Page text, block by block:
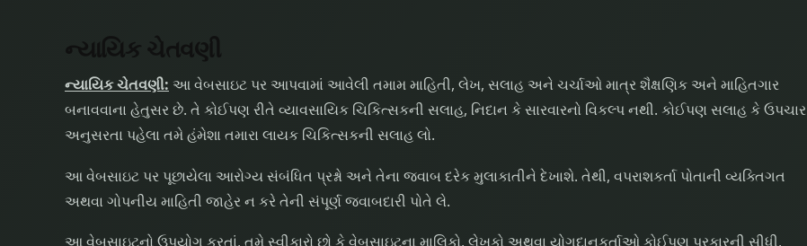
ન્યાયિક ચેતવણી
ન્યાયિક ચેતવણી: આ વેબસાઇટ પર આપવામાં આવેલી તમામ માહિતી, લેખ, સલાહ અને ચર્ચાઓ માત્ર શૈક્ષણિક અને માહિતગાર
બનાવવાના હેતુસર છે. તે કોઈપણ રીતે વ્યાવસાયિક ચિકિત્સકની સલાહ, નિદાન કે સારવારનો વિકલ્પ નથી. કોઈપણ સલાહ કે ઉપચાર
અનુસરતા પહેલા તમે હંમેશા તમારા લાયક ચિકિત્સકની સલાહ લો.
આ વેબસાઇટ પર પૂછાયેલા આરોગ્ય સંબંધિત પ્રશ્નો અને તેના જવાબ દરેક મુલાકાતીને દેખાશે. તેથી, વપરાશકર્તા પોતાની વ્યક્તિગત
અથવા ગોપનીય માહિતી જાહેર ન કરે તેની સંપૂર્ણ જવાબદારી પોતે લે.
આ વેબસાઇટનો ઉપયોગ કરતાં, તમે સ્વીકારો છો કે વેબસાઇટના માલિકો, લેખકો અથવા યોગદાનકર્તાઓ કોઈપણ પ્રકારની સીધી,